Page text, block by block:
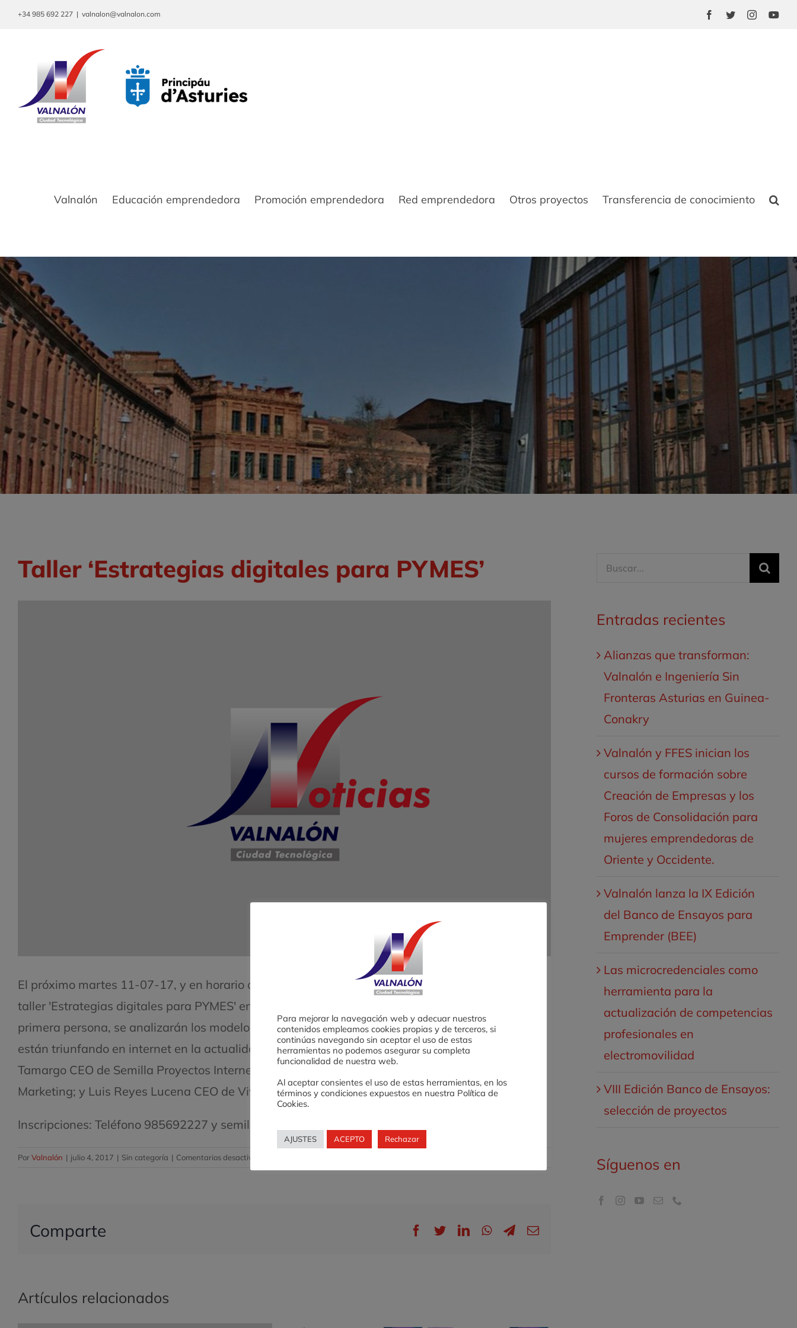
Saltar+34 985 692 227 | valnalon@valnalon.com Facebook
TwitterInstagram
Valnalón Educación emprendedora Promoción emprendedora Red emprendedora Otros proyectos Transferencia de conocimiento
Taller ‘Estrategias digitales para PYMES’
El próximo martes 11-07-17, y en horario de 13:00 a 15:00 horas tendrá lugar en el Semillero el
taller 'Estrategias digitales para PYMES' en el que de la mano de expertos y casos de éxito en
primera persona, se analizarán los modelos de negocio y herramientas de marketing digital que
están triunfando en internet en la actualidad. Imprescindible. Ponentes: Víctor M. Estrada
Tamargo CEO de Semilla Proyectos Internet; José Ramón García García CEO de Zesto Increasing
Marketing; y Luis Reyes Lucena CEO de Vive Asturias Gestión Turística.
Inscripciones: Teléfono 985692227 y semillero@valnalon.com
PorValnalón | julio 4, 2017 | Sin categoría | Comentarios desactivados
Taller
Comparte Facebook
TwitterLinkedInWhatsApp
Telegram
Correo
Artículos relacionados
Buscar:
Entradas recientes
Alianzas que transforman:
Valnalón e Ingeniería Sin
Fronteras Asturias en Guinea-
Conakry
Valnalón y FFES inician los
cursos de formación sobre
Creación de Empresas y los
Foros de Consolidación para
mujeres emprendedoras de
Oriente y Occidente.
Valnalón lanza la IX Edición
del Banco de Ensayos para
Emprender (BEE)
Las microcredenciales como
herramienta para la
actualización de competencias
profesionales en
electromovilidad
VIII Edición Banco de Ensayos:
selección de proyectos
Síguenos en
Para mejorar la navegación web y adecuar nuestros
contenidos empleamos cookies propias y de terceros, si
continúas navegando sin aceptar el uso de estas
herramientas no podemos asegurar su completa
funcionalidad de nuestra web.
Al aceptar consientes el uso de estas herramientas, en los
términos y condiciones expuestos en nuestra Política de
Cookies.
AJUSTES ACEPTO Rechazar